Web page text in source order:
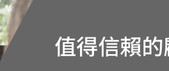
值得信賴